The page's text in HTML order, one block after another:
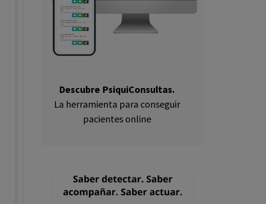
Descubre PsiquiConsultas.
La herramienta para conseguir
pacientes online